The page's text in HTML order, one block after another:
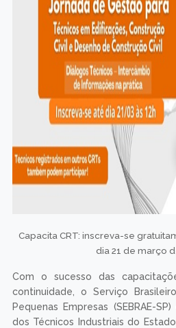
Capacita CRT: inscreva-se
dia 21 de março
Com o sucesso das
continuidade, o Serviço
Pequenas Empresas (SEBRAE-
dos Técnicos Industriais do